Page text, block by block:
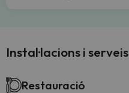
Instal·lacions i serveis
Restauració